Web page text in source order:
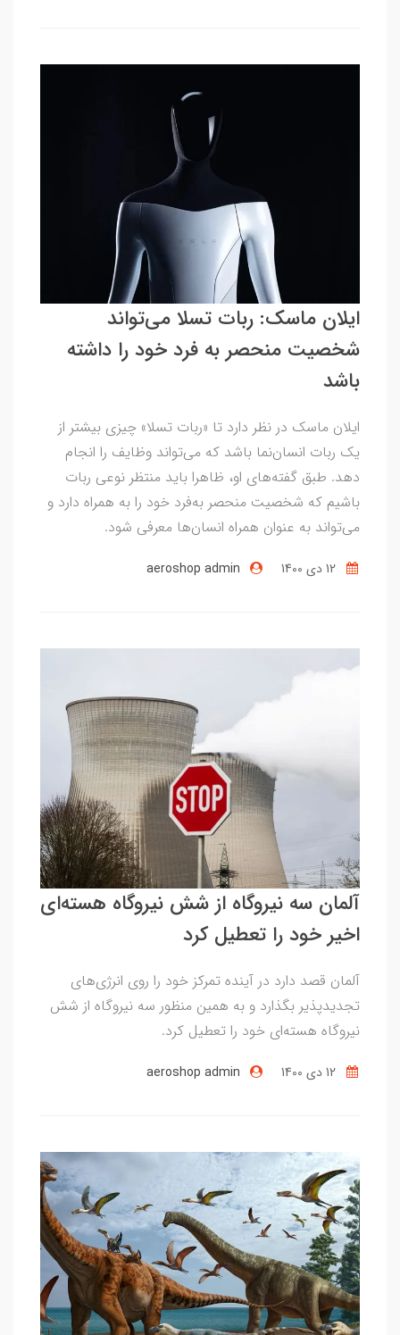
ایلان ماسک: ربات تسلا می‌تواند
شخصیت منحصر به فرد خود را داشته
باشد
ایلان ماسک در نظر دارد تا «ربات تسلا» چیزی بیشتر از
یک ربات انسان‌نما باشد که می‌تواند وظایف را انجام
دهد. طبق گفته‌های او، ظاهرا باید منتظر نوعی ربات
باشیم که شخصیت منحصر به‌فرد خود را به همراه دارد و
می‌تواند به عنوان همراه انسان‌ها معرفی شود.
aeroshop admin
آلمان سه نیروگاه از شش نیروگاه هسته‌ای
اخیر خود را تعطیل کرد
آلمان قصد دارد در آینده تمرکز خود را روی انرژی‌های
تجدیدپذیر بگذارد و به همین منظور سه نیروگاه از شش
نیروگاه هسته‌ای خود را تعطیل کرد.
aeroshop admin